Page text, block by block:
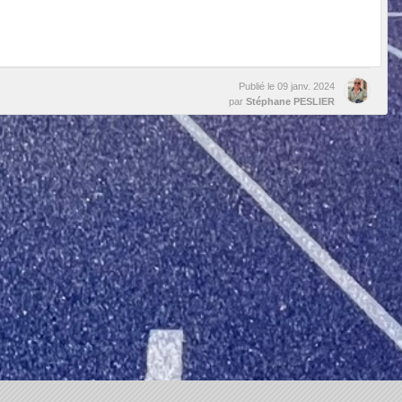
Publié le 09 janv. 2024
par Stéphane PESLIER